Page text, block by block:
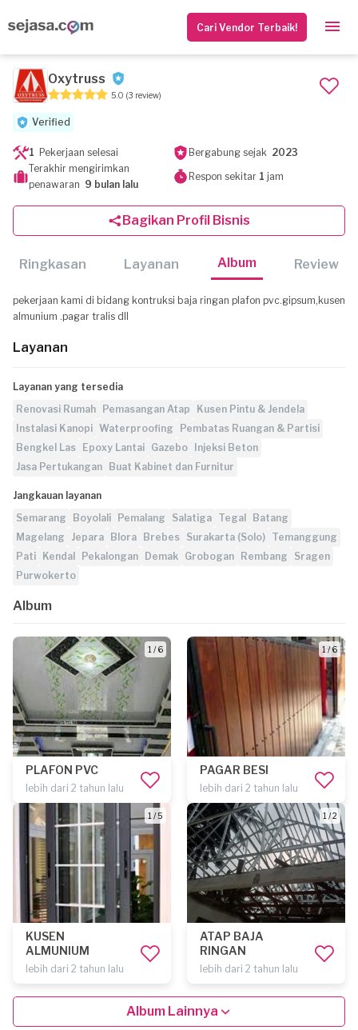
Cari Vendor Terbaik!
Oxytruss
5.0 (3 review)
Verified
1 Pekerjaan selesai Bergabung sejak 2023
Terakhir mengirimkan
penawaran 9 bulan lalu
Respon sekitar 1 jam
Bagikan Profil Bisnis
Ringkasan Layanan Album Review
pekerjaan kami di bidang kontruksi baja ringan plafon pvc.gipsum,kusen
almunium .pagar tralis dll
Layanan
Layanan yang tersedia
Renovasi Rumah
Pemasangan Atap
Kusen Pintu & Jendela
Instalasi Kanopi Waterproofing
Pembatas Ruangan & Partisi
Bengkel Las
Epoxy Lantai Gazebo
Injeksi Beton
Jasa Pertukangan
Buat Kabinet dan Furnitur
Jangkauan layanan
Semarang
Boyolali Pemalang Salatiga Tegal
Batang
Magelang
Jepara Blora Brebes Surakarta (Solo) Temanggung
Pati
Kendal Pekalongan Demak Grobogan Rembang
Sragen
Purwokerto
Album
1 / 6
PLAFON PVC
lebih dari 2 tahun lalu
1 / 6
PAGAR BESI
lebih dari 2 tahun lalu
1 / 5
KUSEN
ALMUNIUM
lebih dari 2 tahun lalu
1 / 2
ATAP BAJA
RINGAN
lebih dari 2 tahun lalu
Album Lainnya